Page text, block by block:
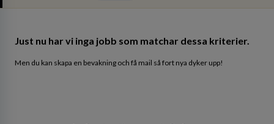
Just nu har vi inga jobb som matchar dessa kriterier.
Men du kan skapa en bevakning och få mail så fort nya dyker upp!